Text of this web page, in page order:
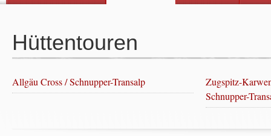
Hüttentouren
Allgäu Cross / Schnupper-Transalp
Zugspitz-
Schnupper-